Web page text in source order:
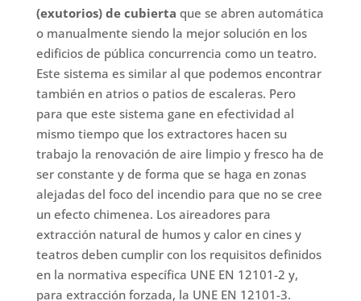
(exutorios) de cubierta que se abren automática
o manualmente siendo la mejor solución en los
edificios de pública concurrencia como un teatro.
Este sistema es similar al que podemos encontrar
también en atrios o patios de escaleras. Pero
para que este sistema gane en efectividad al
mismo tiempo que los extractores hacen su
trabajo la renovación de aire limpio y fresco ha de
ser constante y de forma que se haga en zonas
alejadas del foco del incendio para que no se cree
un efecto chimenea. Los aireadores para
extracción natural de humos y calor en cines y
teatros deben cumplir con los requisitos definidos
en la normativa específica UNE EN 12101-2 y,
para extracción forzada, la UNE EN 12101-3.